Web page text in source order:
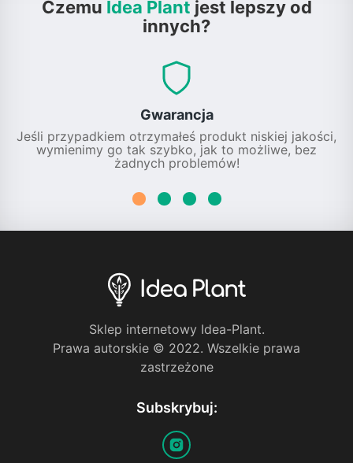
Czemu Idea Plant jest lepszy od
innych?
Gwarancja
Jeśli przypadkiem otrzymałeś produkt niskiej jakości,
wymienimy go tak szybko, jak to możliwe, bez
żadnych problemów!
Sklep internetowy Idea-Plant.
Prawa autorskie © 2022. Wszelkie prawa
zastrzeżone
Subskrybuj: